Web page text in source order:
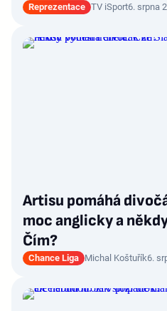
Reprezentace TV iSport6. srpna
Artisu pomáhá
moc anglicky a
Čím?
Chance Liga Michal Koštuřík6.